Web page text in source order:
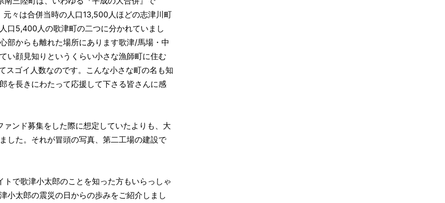
々は合併当時の人口13,500人ほどの志津川町
口5,400人の歌津町の二つに分かれていまし
部からも離れた場所にあります歌津/馬場・中
顔見知りというくらい小さな漁師町に住む
スゴイ人数なのです。こんな小さな町の名も知
を長きにわたって応援して下さる皆さんに感
ンド募集をした際に想定していたよりも、大
した。それが冒頭の写真、第二工場の建設で
で歌津小太郎のことを知った方もいらっしゃ
小太郎の震災の日からの歩みをご紹介しまし